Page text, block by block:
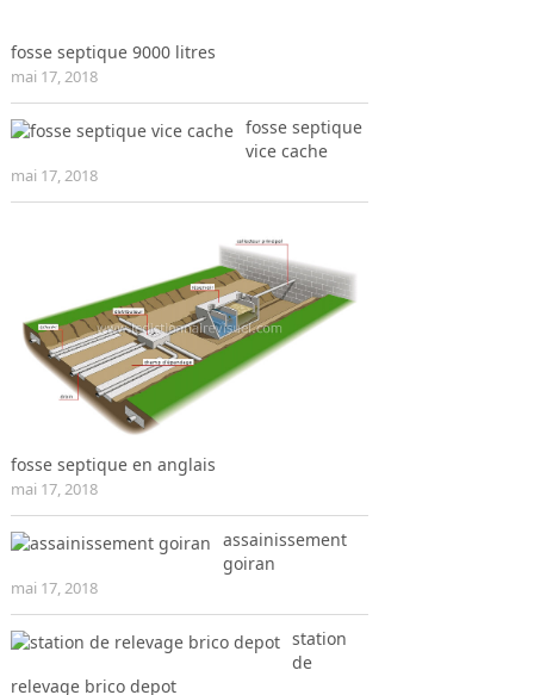
fosse septique 9000 litres
mai 17, 2018
fosse septique
vice cache
mai 17, 2018
fosse septique en anglais
mai 17, 2018
assainissement
goiran
mai 17, 2018
station
de
relevage brico depot